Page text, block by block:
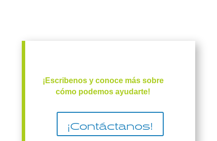
¡Escribenos y conoce más sobre
cómo podemos ayudarte!
¡Contáctanos!